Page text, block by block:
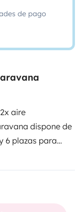
de pago
aire
dispone de
6 plazas para
29 l- Cocina con
LED
en el